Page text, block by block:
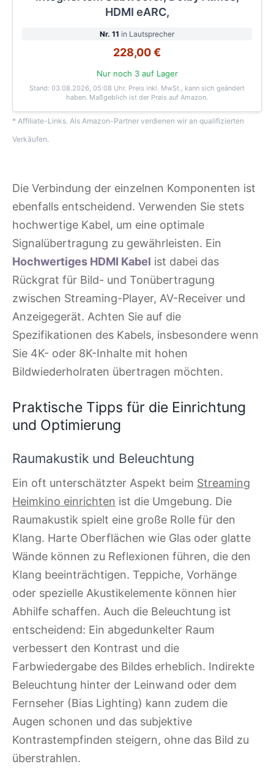
HDMI eARC,
Nr. 11 in Lautsprecher
228,00 €
Nur noch 3 auf Lager
Stand: 03.08.2026, 05:08 Uhr. Preis inkl. MwSt., kann sich geändert
haben. Maßgeblich ist der Preis auf Amazon.
* Affiliate-Links. Als Amazon-Partner verdienen wir an qualifizierten
Verkäufen.
Die Verbindung der einzelnen Komponenten ist
ebenfalls entscheidend. Verwenden Sie stets
hochwertige Kabel, um eine optimale
Signalübertragung zu gewährleisten. Ein
Hochwertiges HDMI Kabel ist dabei das
Rückgrat für Bild- und Tonübertragung
zwischen Streaming-Player, AV-Receiver und
Anzeigegerät. Achten Sie auf die
Spezifikationen des Kabels, insbesondere wenn
Sie 4K- oder 8K-Inhalte mit hohen
Bildwiederholraten übertragen möchten.
Praktische Tipps für die Einrichtung
und Optimierung
Raumakustik und Beleuchtung
Ein oft unterschätzter Aspekt beim Streaming
Heimkino einrichten ist die Umgebung. Die
Raumakustik spielt eine große Rolle für den
Klang. Harte Oberflächen wie Glas oder glatte
Wände können zu Reflexionen führen, die den
Klang beeinträchtigen. Teppiche, Vorhänge
oder spezielle Akustikelemente können hier
Abhilfe schaffen. Auch die Beleuchtung ist
entscheidend: Ein abgedunkelter Raum
verbessert den Kontrast und die
Farbwiedergabe des Bildes erheblich. Indirekte
Beleuchtung hinter der Leinwand oder dem
Fernseher (Bias Lighting) kann zudem die
Augen schonen und das subjektive
Kontrastempfinden steigern, ohne das Bild zu
überstrahlen.